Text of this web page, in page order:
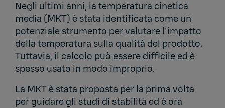
Negli ultimi anni, la temperatura cinetica
media (MKT) è stata identificata come un
potenziale strumento per valutare l'impatto
della temperatura sulla qualità del prodotto.
Tuttavia, il calcolo può essere difficile ed è
spesso usato in modo improprio.
La MKT è stata proposta per la prima volta
per guidare gli studi di stabilità ed è ora